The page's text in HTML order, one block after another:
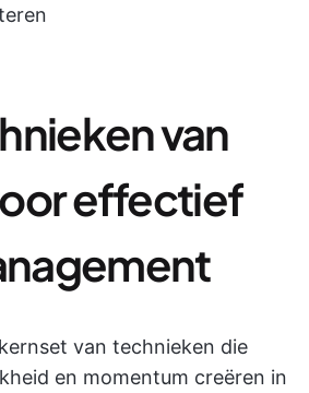
van
effectief
van technieken die
en momentum creëren in